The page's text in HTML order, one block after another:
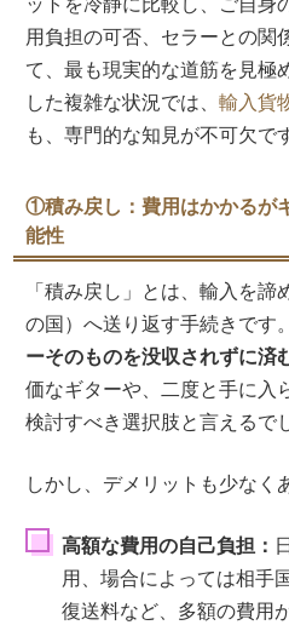
用負担の可否、セラーとの関
て、最も現実的な道筋を見極
した複雑な状況では、輸入貨
も、専門的な知見が不可欠です
①積み戻し：費用はかかるが
能性
「積み戻し」とは、輸入を
の国）へ送り返す手続きです
ーそのものを没収されずに済
価なギターや、二度と手に入
検討すべき選択肢と言えるで
しかし、デメリットも少なく
高額な費用の自己負担：
用、場合によっては相手
復送料など、多額の費用